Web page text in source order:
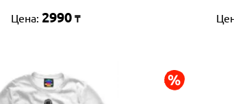
Цена: 2990 ₸